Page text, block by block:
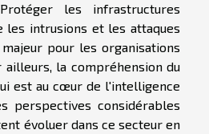
les infrastructures
les intrusions et les attaques
pour les organisations
la compréhension du
est au cœur de l'intelligence
perspectives considérables
évoluer dans ce secteur en